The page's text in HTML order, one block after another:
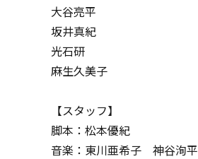
大谷亮平
坂井真紀
光石研
麻生久美子
【スタッフ】
脚本：松本優紀
音楽：東川亜希子 神谷洵平